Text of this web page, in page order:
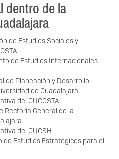
dentro de la
de Estudios Sociales y
de Estudios Internacionales.
de Planeación y Desarrollo
de Guadalajara.
del CUCOSTA.
Rectoría General de la
del CUCSH.
de Estudios Estratégicos para el